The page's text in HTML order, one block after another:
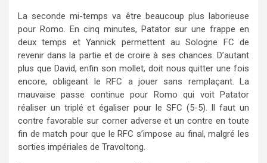
La seconde mi-temps va être beaucoup plus laborieuse
pour Romo. En cinq minutes, Patator sur une frappe en
deux temps et Yannick permettent au Sologne FC de
revenir dans la partie et de croire à ses chances. D’autant
plus que David, enfin son mollet, doit nous quitter une fois
encore, obligeant le RFC a jouer sans remplaçant. La
mauvaise passe continue pour Romo qui voit Patator
réaliser un triplé et égaliser pour le SFC (5-5). Il faut un
contre favorable sur corner adverse et un contre en toute
fin de match pour que le RFC s’impose au final, malgré les
sorties impériales de Travoltong.